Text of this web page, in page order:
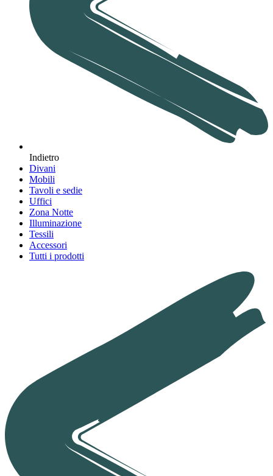
Indietro
Divani
Mobili
Tavoli e sedie
Uffici
Zona Notte
Illuminazione
Tessili
Accessori
Tutti i prodotti